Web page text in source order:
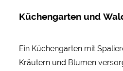
Küchengarten und
Ein Küchengarten mit
Kräutern und Blumen